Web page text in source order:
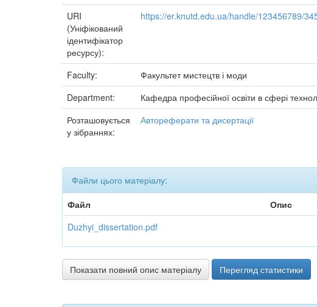
URI
(Уніфікований
ідентифікатор
ресурсу):
https://er.knutd.edu.ua/handle/123456789/
Faculty:
Факультет мистецтв і моди
Department:
Кафедра професійної освіти в сфері
Розташовується
у зібраннях:
Автореферати та дисертації
Файли цього матеріалу:
Файл
Опис
Duzhyi_dissertation.pdf
Показати повний опис матеріалу Перегляд статистики